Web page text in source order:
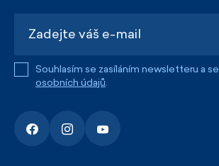
Souhlasím se zasíláním newsletteru a se
osobních údajů.